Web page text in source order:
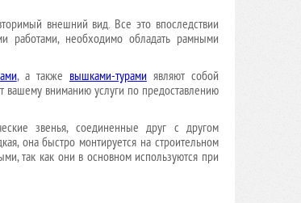
внешний вид. Все это впоследствии
работами, необходимо обладать рамными
, а также вышками-турами являют собой
вашему вниманию услуги по предоставлению
звенья, соединенные друг с другом
она быстро монтируется на строительном
так как они в основном используются при